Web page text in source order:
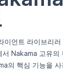
your
on
cloud
이언트 라이브리
서 Nakama 고유의
의 핵심 기능을